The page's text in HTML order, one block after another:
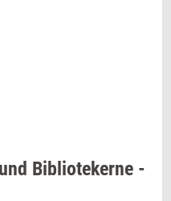
Bi­bli­o­te­ker­ne -